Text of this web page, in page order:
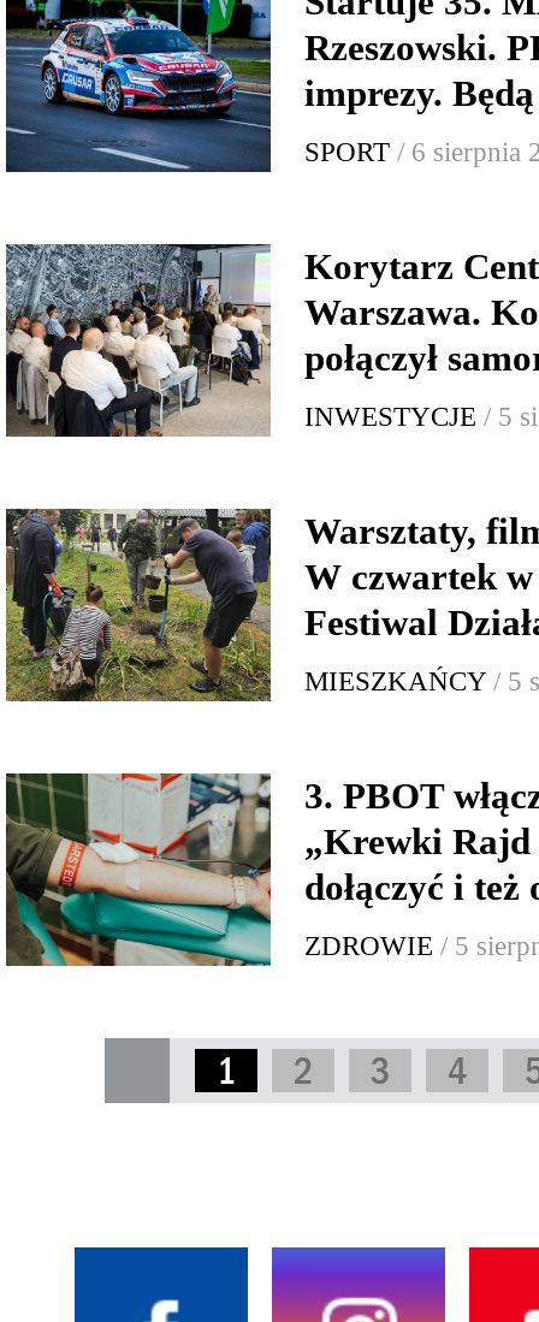
Rzeszowski.
imprezy.
SPORT / 6 sierpnia
Korytarz
Warszawa.
połączył
INWESTYCJE / 5
Warsztaty,
W czwartek
Festiwal
MIESZKAŃCY / 5
3. PBOT
„Krewki Rajd
dołączyć i też
ZDROWIE / 5
1 2 3 4